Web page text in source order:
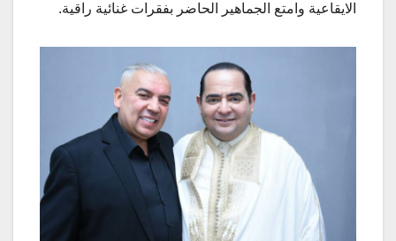
الايقاعية وامتع الجماهير الحاضر بفقرات غنائية راقية.